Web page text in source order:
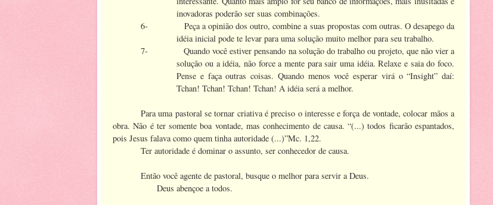
inovadoras poderão ser suas combinações.
6-
Peça a opinião dos outro, combine a suas propostas com outras. O desapego da
idéia inicial pode te levar para uma solução muito melhor para seu trabalho.
7-
Quando você estiver pensando na solução do trabalho ou projeto, que não vier a
solução ou a idéia, não force a mente para sair uma idéia. Relaxe e saia do foco.
Pense e faça outras coisas. Quando menos você esperar virá o “Insight” daí:
Tchan! Tchan! Tchan! Tchan! A idéia será a melhor.
Para uma pastoral se tornar criativa é preciso o interesse e força de vontade, colocar mãos a
obra. Não é ter somente boa vontade, mas conhecimento de causa. “(...) todos ficarão espantados,
pois Jesus falava como quem tinha autoridade (...)”Mc. 1,22.
Ter autoridade é dominar o assunto, ser conhecedor de causa.
Então você agente de pastoral, busque o melhor para servir a Deus.
Deus abençoe a todos.